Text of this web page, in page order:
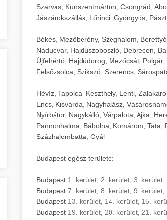
Szarvas, Kunszentmárton, Csongrád,
Jászárokszállás, Lőrinci, Gyöngyös,
Békés, Mezőberény, Szeghalom,
Nádudvar, Hajdúszoboszló, Debrecen,
Újfehértó, Hajdúdorog, Mezőcsát,
Felsőzsolca, Szikszó, Szerencs,
Hévíz, Tapolca, Keszthely, Lenti,
Encs, Kisvárda, Nagyhalász,
Nyírbátor, Nagykálló, Várpalota, Ajka,
Pannonhalma, Bábolna, Komárom, Tata,
Százhalombatta, Gyál
Budapest egész területe:
Budapest 1. kerület 2. kerület 3. kerület
Budapest 7. kerület 8. kerület 9. kerület
Budapest 13. kerület 14. kerület 15.
Budapest 19. kerület 20. kerület 21.